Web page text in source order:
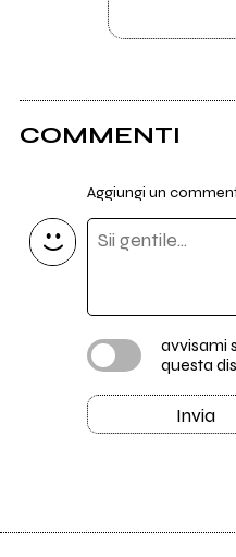
COMMENTI
Aggiungi un
avvisami
questa
Invia